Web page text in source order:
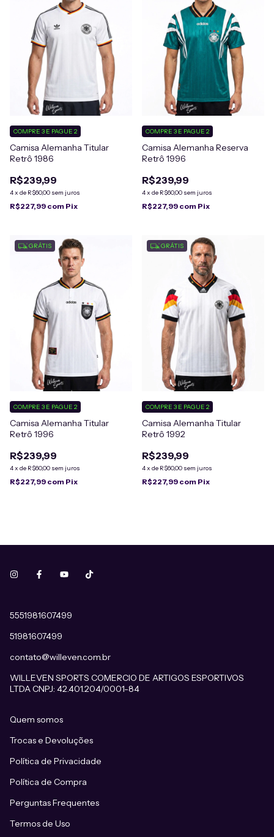
Camisa Alemanha Titular
Retrô 1986
R$239,99
4x de R$60,00 sem juros
COMPRE 3 E PAGUE 2
R$227,99 com Pix
Camisa Alemanha Reserva
Retrô 1996
R$239,99
4x de R$60,00 sem juros
COMPRE 3 E PAGUE 2
R$227,99 com Pix
GRÁTIS
Camisa Alemanha Titular
Retrô 1996
R$239,99
4x de R$60,00 sem juros
COMPRE 3 E PAGUE 2
R$227,99 com Pix
GRÁTIS
Camisa Alemanha Titular
Retrô 1992
R$239,99
4x de R$60,00 sem juros
COMPRE 3 E PAGUE 2
R$227,99 com Pix
5551981607499
51981607499
contato@willeven.com.br
WILLEVEN SPORTS COMERCIO DE ARTIGOS ESPORTIVOS
LTDA CNPJ: 42.401.204/0001-84
Quem somos
Trocas e Devoluções
Política de Privacidade
Política de Compra
Perguntas Frequentes
Termos de Uso